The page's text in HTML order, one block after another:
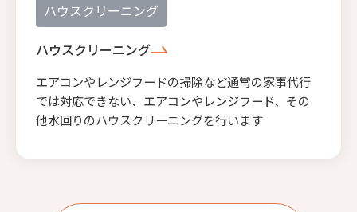
ハウスクリーニング
ハウスクリーニング
エアコンやレンジフードの掃除など通常の家事代行
では対応できない、エアコンやレンジフード、その
他水回りのハウスクリーニングを行います